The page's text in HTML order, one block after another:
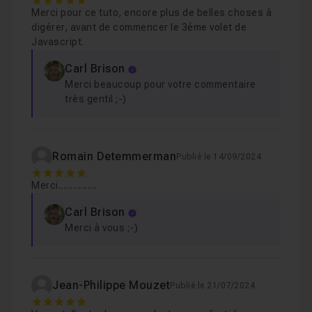
Leçon 8
Leçon 9 Récapitulatif de ce que nous avons savons
Chapitre 2 : Les objets natifs
Merci pour ce tuto, encore plus de belles choses à
digérer, avant de commencer le 3éme volet de
Javascript.
Carl Brison
Merci beaucoup pour votre commentaire
très gentil ;-)
Romain Detemmerman Publié le 14/09/2024
5
Merci................
Carl Brison
Merci à vous ;-)
Jean-Philippe Mouzet Publié le 21/07/2024
5